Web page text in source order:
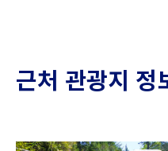
근처 관광지 정